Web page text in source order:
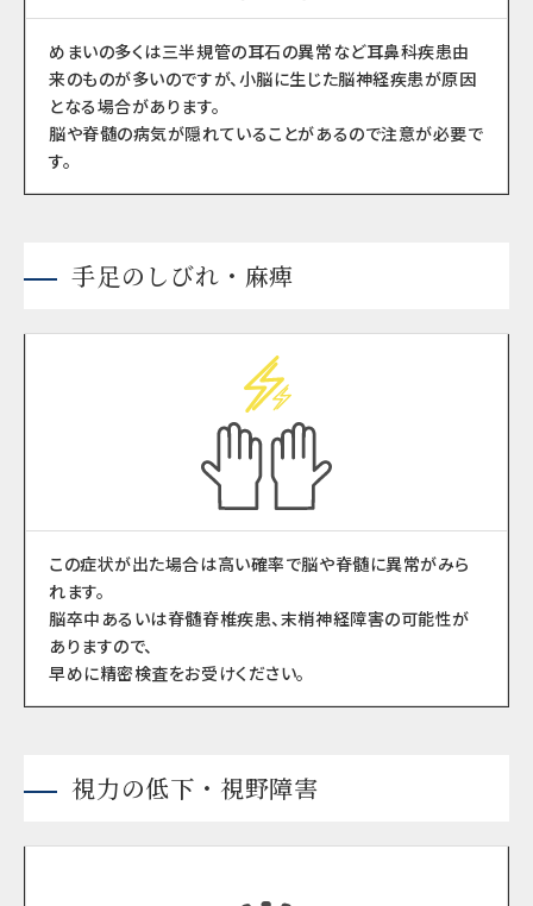
めまいの多くは三半規管の耳石の異常など耳鼻科疾患由
来のものが多いのですが、小脳に生じた脳神経疾患が原因
となる場合があります。
脳や脊髄の病気が隠れていることがあるので注意が必要で
す。
手足のしびれ・麻痺
この症状が出た場合は高い確率で脳や脊髄に異常がみら
れます。
脳卒中あるいは脊髄脊椎疾患、末梢神経障害の可能性が
ありますので、
早めに精密検査をお受けください。
視力の低下・視野障害